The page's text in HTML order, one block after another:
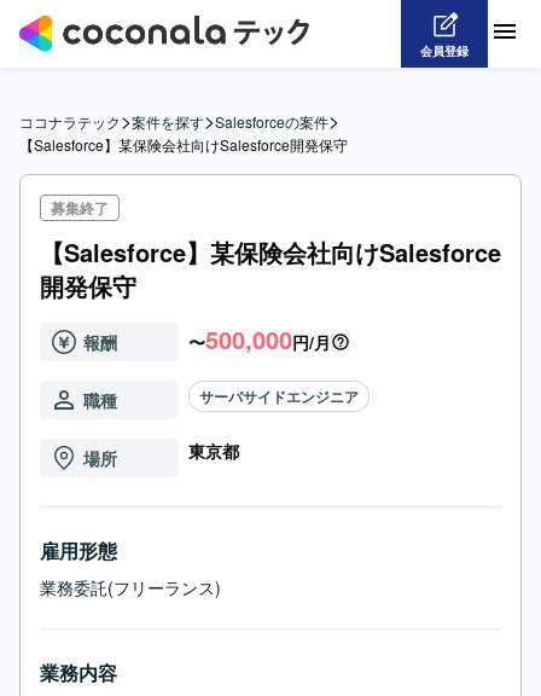
会員登録
ココナラテック>案件を探す>Salesforceの案件>
【Salesforce】某保険会社向けSalesforce開発保守
募集終了
【Salesforce】某保険会社向けSalesforce
開発保守
報酬 〜500,000円/月
職種 サーバサイドエンジニア
場所 東京都
雇用形態
業務委託(フリーランス)
業務内容